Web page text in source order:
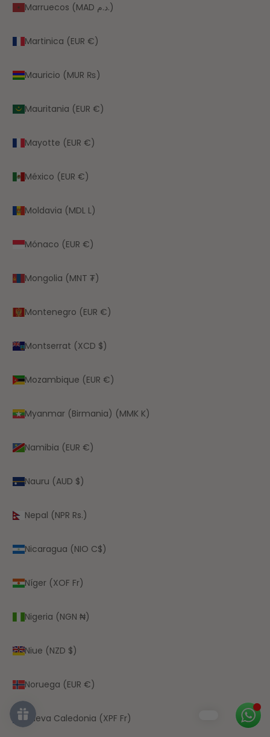
Marruecos (MAD د.م.)
Martinica (EUR €)
Mauricio (MUR ₨)
Mauritania (EUR €)
Mayotte (EUR €)
México (EUR €)
Moldavia (MDL L)
Mónaco (EUR €)
Mongolia (MNT ₮)
Montenegro (EUR €)
Montserrat (XCD $)
Mozambique (EUR €)
Myanmar (Birmania) (MMK K)
Namibia (EUR €)
Nauru (AUD $)
Nepal (NPR Rs.)
Nicaragua (NIO C$)
Níger (XOF Fr)
Nigeria (NGN ₦)
Niue (NZD $)
Noruega (EUR €)
Nueva Caledonia (XPF Fr)